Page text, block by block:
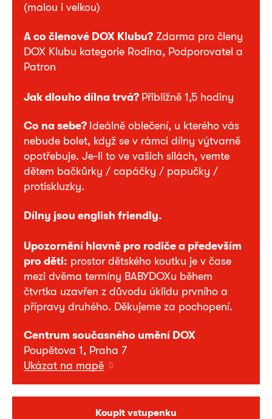
(malou i velkou)
A co členové DOX Klubu? Zdarma pro členy
DOX Klubu kategorie Rodina, Podporovatel a
Patron
Jak dlouho dílna trvá? Přibližně 1,5 hodiny
Co na sebe? Ideálně oblečení, u kterého vás
nebude bolet, když se v rámci dílny výtvarně
opotřebuje. Je-li to ve vašich silách, vemte
dětem bačkůrky / capáčky / papučky /
protiskluzky.
Dílny jsou english friendly.
Upozornění hlavně pro rodiče a především
pro děti: prostor dětského koutku je v čase
mezi dvěma termíny BABYDOXu během
čtvrtka uzavřen z důvodu úklidu prvního a
přípravy druhého. Děkujeme za pochopení.
Centrum současného umění DOX
Poupětova 1, Praha 7
Ukázat na mapě
Koupit vstupenku